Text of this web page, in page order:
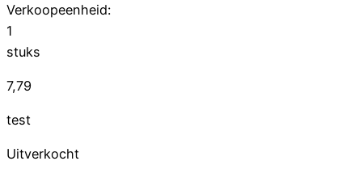
Verkoopeenheid:
1
stuks
7,79
test
Uitverkocht